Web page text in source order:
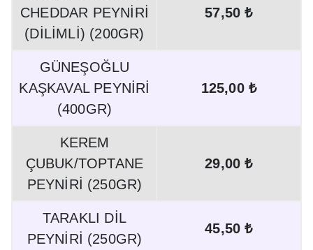
CHEDDAR PEYNİRİ
(DİLİMLİ) (200GR)
57,50 ₺
GÜNEŞOĞLU
KAŞKAVAL PEYNİRİ
(400GR)
125,00 ₺
KEREM
ÇUBUK/TOPTANE
PEYNİRİ (250GR)
29,00 ₺
TARAKLI DİL
PEYNİRİ (250GR)
45,50 ₺